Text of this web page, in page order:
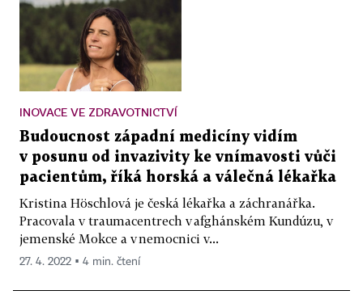
INOVACE VE ZDRAVOTNICTVÍ
Budoucnost západní medicíny vidím
v posunu od invazivity ke vnímavosti vůči
pacientům, říká horská a válečná lékařka
Kristina Höschlová je česká lékařka a záchranářka.
Pracovala v traumacentrech v afghánském Kundúzu, v
jemenské Mokce a v nemocnici v...
27. 4. 2022 ▪ 4 min. čtení